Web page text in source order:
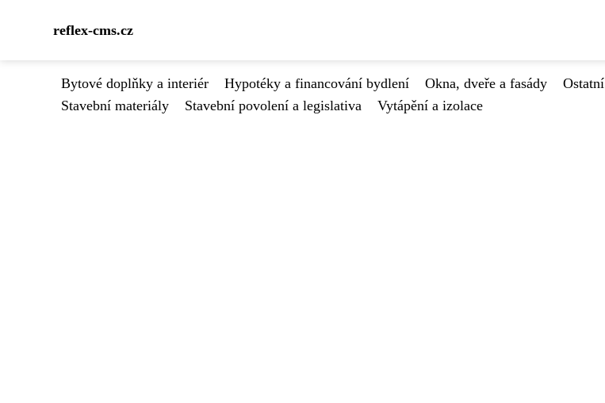
reflex-cms.cz
Bytové doplňky a interiér Hypotéky a financování bydlení Okna, dveře a fasády Ostatní
Stavební materiály
Stavební povolení a legislativa Vytápění a izolace